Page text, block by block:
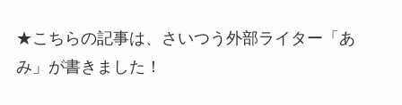
★こちらの記事は、さいつう外部ライター「あ
み」が書きました！